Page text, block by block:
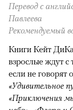
Перевод с
Павлеева
Рекомендуемый
Книги Кейт
взрослые ждут с
если не говорят
«Удивительное
«Приключения